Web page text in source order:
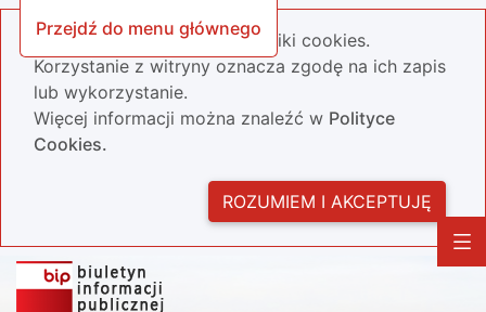
Przejdź do menu głównego
Nasza strona wykorzystuje pliki cookies.
Korzystanie z witryny oznacza zgodę na ich zapis
lub wykorzystanie.
Więcej informacji można znaleźć w Polityce
Cookies.
ROZUMIEM I AKCEPTUJĘ